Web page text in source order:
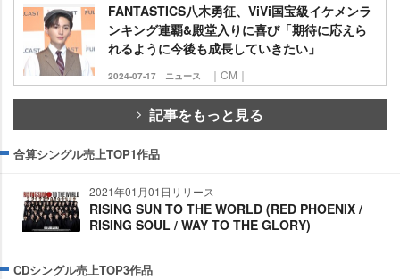
FANTASTICS八木勇征、ViVi国宝級イケメンラ
ンキング連覇&殿堂入りに喜び「期待に応えら
れるように今後も成長していきたい」
2024-07-17 ニュース ｜CM｜
記事をもっと見る
合算シングル売上TOP1作品
2021年01月01日リリース
RISING SUN TO THE WORLD (RED PHOENIX /
RISING SOUL / WAY TO THE GLORY)
CDシングル売上TOP3作品